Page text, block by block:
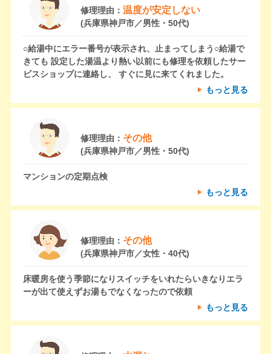
修理理由： 温度が安定しない
(兵庫県神戸市／男性・50代)
○給湯中にエラー番号が表示され、止まってしまう○給湯で
きても 設定した湯温より熱い以前にも修理を依頼したサー
ビスショップに連絡し、 すぐに見に来てくれました。
もっと見る
修理理由： その他
(兵庫県神戸市／男性・50代)
マンションの定期点検
もっと見る
修理理由： その他
(兵庫県神戸市／女性・40代)
床暖房を使う季節になりスイッチをいれたらいきなりエラ
ーが出て使えずお湯もでなくなったので依頼
もっと見る